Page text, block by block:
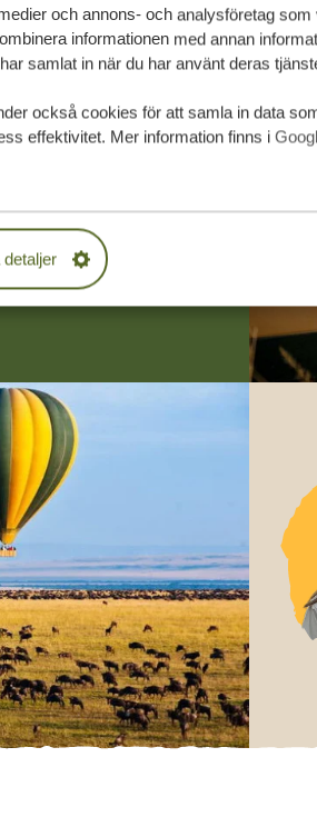
och annons- och analysföretag
informationen med annan
samlat in när du har använt deras
också cookies för att samla in data
effektivitet. Mer information finns i